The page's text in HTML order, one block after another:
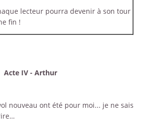
lecteur pourra devenir à son tour
fin !
Acte IV - Arthur
nouveau ont été pour moi... je ne sais